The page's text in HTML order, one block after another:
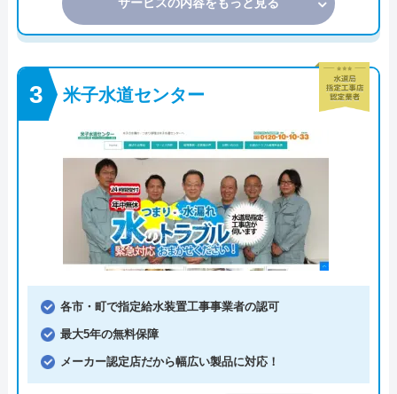
米子水道センター
各市・町で指定給水装置工事事業者の認可
最大5年の無料保障
メーカー認定店だから幅広い製品に対応！